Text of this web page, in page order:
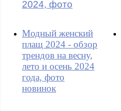
2024, фото
Модный женский
плащ 2024 - обзор
трендов на весну,
лето и осень 2024
года, фото
новинок